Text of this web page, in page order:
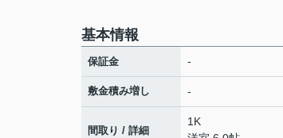
基本情報
保証金 -
敷金積み増し -
間取り / 詳細
1K